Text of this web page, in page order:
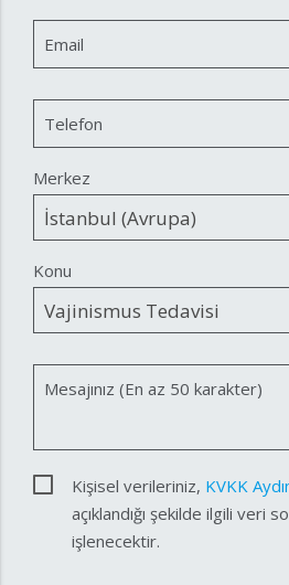
Email
Telefon
Merkez
Konu
Mesajınız (En az 50 karakter)
Kişisel verileriniz, KVKK
açıklandığı şekilde ilgili veri
işlenecektir.